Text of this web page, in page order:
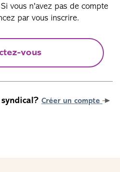
vous n'avez pas de compte
par vous inscrire.
vous
Créer un compte